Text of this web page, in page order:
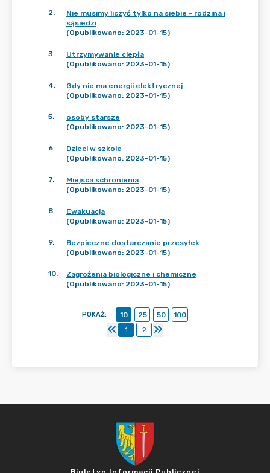
2.
Nie musimy liczyć tylko na siebie - rodzina i
sąsiedzi
(Opublikowano: 2023-01-15)
3.
Utrzymywanie ciepła
(Opublikowano: 2023-01-15)
4.
Gdy nie ma energii elektrycznej
(Opublikowano: 2023-01-15)
5.
osoby starsze
(Opublikowano: 2023-01-15)
6.
Dzieci w szkole
(Opublikowano: 2023-01-15)
7.
Miejsca schronienia
(Opublikowano: 2023-01-15)
8.
Ewakuacja
(Opublikowano: 2023-01-15)
9.
Bezpieczne dostarczanie przesyłek
(Opublikowano: 2023-01-15)
10.
Zagrożenia biologiczne i chemiczne
(Opublikowano: 2023-01-15)
POKAŻ: 10 25 50
100
1
2